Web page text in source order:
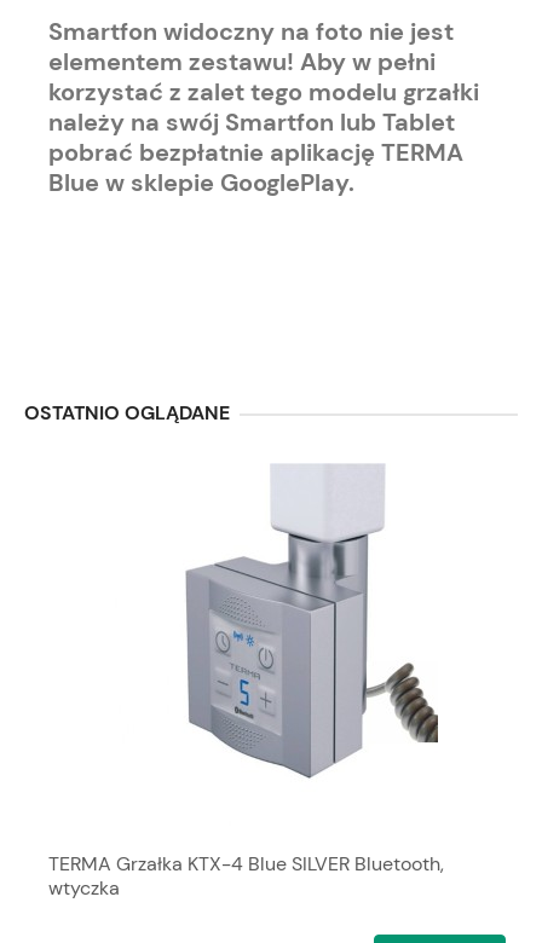
Smartfon widoczny na foto nie jest
elementem zestawu! Aby w pełni
korzystać z zalet tego modelu grzałki
należy na swój Smartfon lub Tablet
pobrać bezpłatnie aplikację TERMA
Blue w sklepie GooglePlay.
OSTATNIO OGLĄDANE
TERMA Grzałka KTX-4 Blue SILVER Bluetooth,
wtyczka